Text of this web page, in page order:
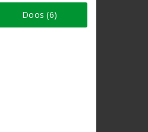
Doos (6)